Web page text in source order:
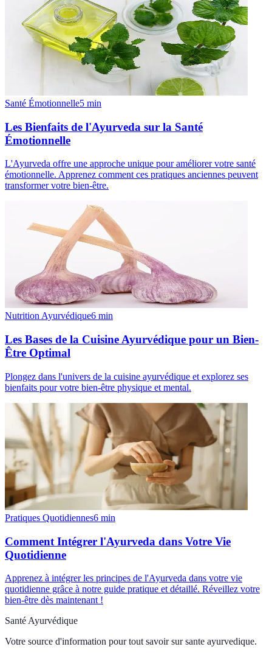
Santé Émotionnelle5 min
Les Bienfaits de l'Ayurveda sur la Santé
Émotionnelle
L'Ayurveda offre une approche unique pour améliorer votre santé
émotionnelle. Apprenez comment ces pratiques anciennes peuvent
transformer votre bien-être.
Nutrition Ayurvédique6 min
Les Bases de la Cuisine Ayurvédique pour un Bien-
Être Optimal
Plongez dans l'univers de la cuisine ayurvédique et explorez ses
bienfaits pour votre bien-être physique et mental.
Pratiques Quotidiennes6 min
Comment Intégrer l'Ayurveda dans Votre Vie
Quotidienne
Apprenez à intégrer les principes de l'Ayurveda dans votre vie
quotidienne grâce à notre guide pratique et détaillé. Réveillez votre
bien-être dès maintenant !
Santé Ayurvédique
Votre source d'information pour tout savoir sur sante ayurvedique.